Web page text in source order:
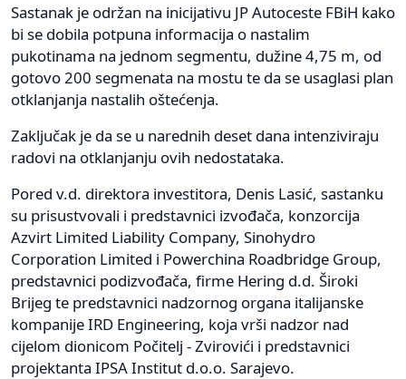
Sastanak je održan na inicijativu JP Autoceste FBiH kako
bi se dobila potpuna informacija o nastalim
pukotinama na jednom segmentu, dužine 4,75 m, od
gotovo 200 segmenata na mostu te da se usaglasi plan
otklanjanja nastalih oštećenja.
Zaključak je da se u narednih deset dana intenziviraju
radovi na otklanjanju ovih nedostataka.
Pored v.d. direktora investitora, Denis Lasić, sastanku
su prisustvovali i predstavnici izvođača, konzorcija
Azvirt Limited Liability Company, Sinohydro
Corporation Limited i Powerchina Roadbridge Group,
predstavnici podizvođača, firme Hering d.d. Široki
Brijeg te predstavnici nadzornog organa italijanske
kompanije IRD Engineering, koja vrši nadzor nad
cijelom dionicom Počitelj - Zvirovići i predstavnici
projektanta IPSA Institut d.o.o. Sarajevo.